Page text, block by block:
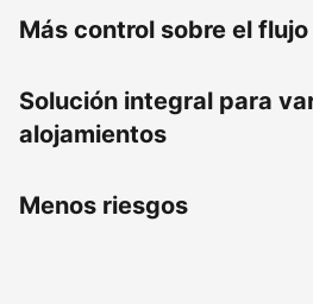
Más control sobre el
Solución integral para
alojamientos
Menos riesgos